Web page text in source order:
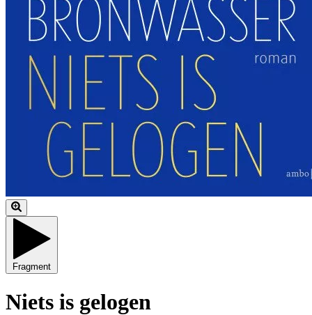
Fragment
Niets is gelogen